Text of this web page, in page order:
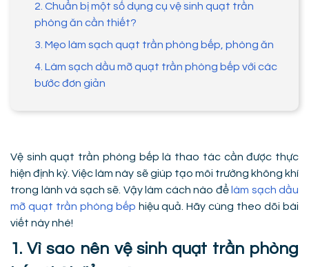
2. Chuẩn bị một số dụng cụ vệ sinh quạt trần
phòng ăn cần thiết?
3. Mẹo làm sạch quạt trần phòng bếp, phòng ăn
4. Làm sạch dầu mỡ quạt trần phòng bếp với các
bước đơn giản
Vệ sinh quạt trần phòng bếp là thao tác cần được thực
hiện định kỳ. Việc làm này sẽ giúp tạo môi trường không khí
trong lành và sạch sẽ. Vậy làm cách nào để làm sạch dầu
mỡ quạt trần phòng bếp hiệu quả. Hãy cùng theo dõi bài
viết này nhé!
1. Vì sao nên vệ sinh quạt trần phòng